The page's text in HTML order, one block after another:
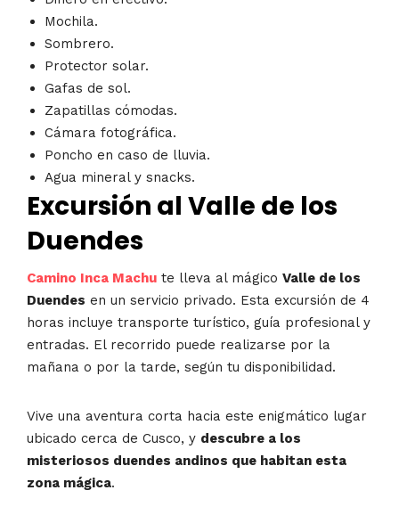
Mochila.
Sombrero.
Protector solar.
Gafas de sol.
Zapatillas cómodas.
Cámara fotográfica.
Poncho en caso de lluvia.
Agua mineral y snacks.
Excursión al Valle de los
Duendes
Camino Inca Machu te lleva al mágico Valle de los
Duendes en un servicio privado. Esta excursión de 4
horas incluye transporte turístico, guía profesional y
entradas. El recorrido puede realizarse por la
mañana o por la tarde, según tu disponibilidad.
Vive una aventura corta hacia este enigmático lugar
ubicado cerca de Cusco, y descubre a los
misteriosos duendes andinos que habitan esta
zona mágica.